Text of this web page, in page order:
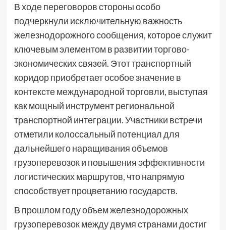
В ходе переговоров стороны особо
подчеркнули исключительную важность
железнодорожного сообщения, которое служит
ключевым элементом в развитии торгово-
экономических связей. Этот транспортный
коридор приобретает особое значение в
контексте международной торговли, выступая
как мощный инструмент региональной
транспортной интеграции. Участники встречи
отметили колоссальный потенциал для
дальнейшего наращивания объемов
грузоперевозок и повышения эффективности
логистических маршрутов, что напрямую
способствует процветанию государств.
В прошлом году объем железнодорожных
грузоперевозок между двумя странами достиг